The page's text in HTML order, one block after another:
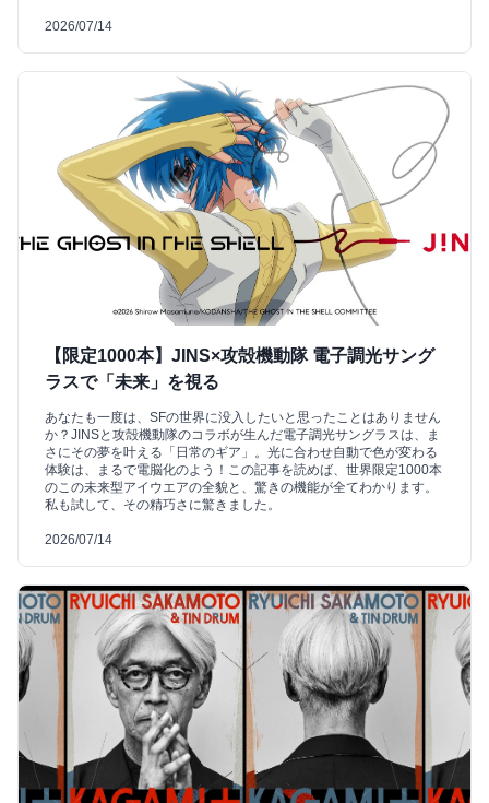
2026/07/14
【限定1000本】JINS×攻殻機動隊 電子調光サング
ラスで「未来」を視る
あなたも一度は、SFの世界に没入したいと思ったことはありません
か？JINSと攻殻機動隊のコラボが生んだ電子調光サングラスは、ま
さにその夢を叶える「日常のギア」。光に合わせ自動で色が変わる
体験は、まるで電脳化のよう！この記事を読めば、世界限定1000本
のこの未来型アイウエアの全貌と、驚きの機能が全てわかります。
私も試して、その精巧さに驚きました。
2026/07/14